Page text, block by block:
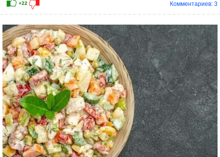
+8
Комментариев: 3